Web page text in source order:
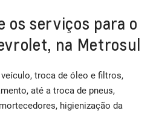
os serviços para o
na Metrosul
troca de óleo e filtros,
até a troca de pneus,
higienização da